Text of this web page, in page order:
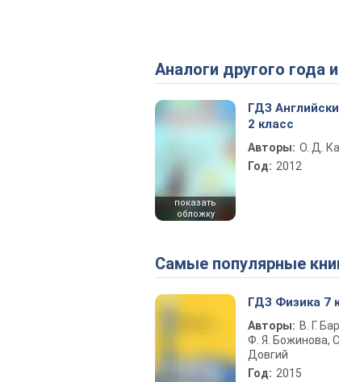
Аналоги другого года
показать
обложку
ГДЗ
2 класс
Авторы: О. Д.
Год: 2012
Самые популярные
ГДЗ Физика 7
Авторы: В. Г.
Ф. Я. Божинова,
Довгий
Год: 2015